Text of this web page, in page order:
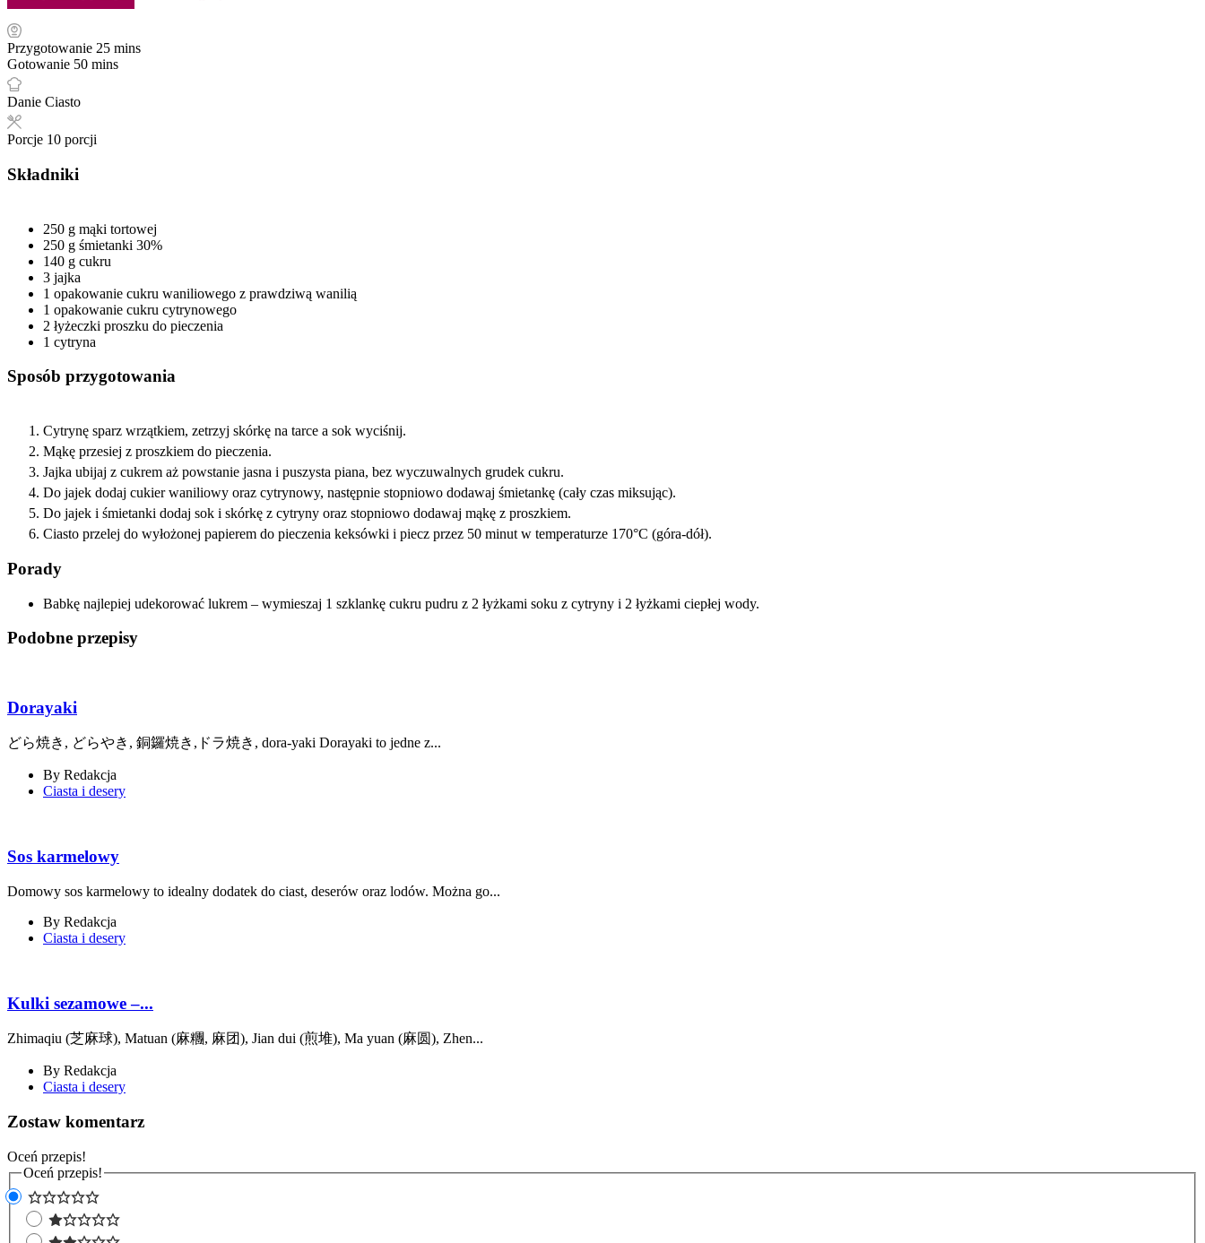
Przygotowanie 25 mins
Gotowanie 50 mins
Danie Ciasto
Porcje 10 porcji
Składniki
250 g mąki tortowej
250 g śmietanki 30%
140 g cukru
3 jajka
1 opakowanie cukru waniliowego z prawdziwą wanilią
1 opakowanie cukru cytrynowego
2 łyżeczki proszku do pieczenia
1 cytryna
Sposób przygotowania
Cytrynę sparz wrzątkiem, zetrzyj skórkę na tarce a sok wyciśnij.
Mąkę przesiej z proszkiem do pieczenia.
Jajka ubijaj z cukrem aż powstanie jasna i puszysta piana, bez wyczuwalnych grudek cukru.
Do jajek dodaj cukier waniliowy oraz cytrynowy, następnie stopniowo dodawaj śmietankę (cały czas miksując).
Do jajek i śmietanki dodaj sok i skórkę z cytryny oraz stopniowo dodawaj mąkę z proszkiem.
Ciasto przelej do wyłożonej papierem do pieczenia keksówki i piecz przez 50 minut w temperaturze 170°C (góra-dół).
Porady
Babkę najlepiej udekorować lukrem – wymieszaj 1 szklankę cukru pudru z 2 łyżkami soku z cytryny i 2 łyżkami ciepłej wody.
Podobne przepisy
Dorayaki
どら焼き, どらやき, 銅鑼焼き,ドラ焼き, dora-yaki Dorayaki to jedne z...
By Redakcja
Ciasta i desery
Sos karmelowy
Domowy sos karmelowy to idealny dodatek do ciast, deserów oraz lodów. Można go...
By Redakcja
Ciasta i desery
Kulki sezamowe –...
Zhimaqiu (芝麻球), Matuan (麻糰, 麻团), Jian dui (煎堆), Ma yuan (麻圆), Zhen...
By Redakcja
Ciasta i desery
Zostaw komentarz
Oceń przepis!
Oceń przepis!